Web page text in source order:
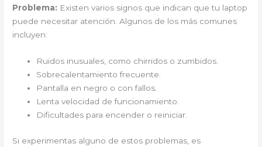
Problema: Existen varios signos que indican que tu laptop
puede necesitar atención. Algunos de los más comunes
incluyen:
Ruidos inusuales, como chirridos o zumbidos.
Sobrecalentamiento frecuente.
Pantalla en negro o con fallos.
Lenta velocidad de funcionamiento.
Dificultades para encender o reiniciar.
Si experimentas alguno de estos problemas, es